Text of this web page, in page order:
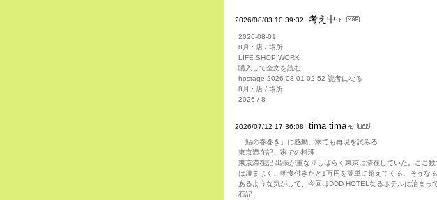
2026/08/03 10:39:32 考え中
2026-08-01
8月 : 店 / 場所
LIFE SHOP WORK
購入して全文を読む
hostage 2026-08-01 02:52 読者になる
8月 : 店 / 場所
2026 / 8
2026/07/12 17:36:08 tima tima
「鮎の春巻き」に感動。家でも再現を試みる
東京滞在記、家での料理
東京滞在記 出張が重なりしばらく東京に滞在していた。ここ
は凄まじく、朝食付きだと1万円を簡単に超えてくる。そうな
あるような気がして、今回はDDD HOTELなるホテルに泊まっ
石記